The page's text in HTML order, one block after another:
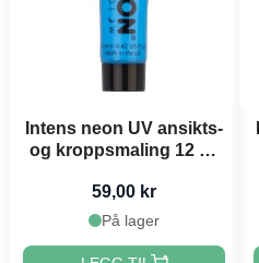
Intens neon UV ansikts-
og kroppsmaling 12 ml
59,00 kr
På lager